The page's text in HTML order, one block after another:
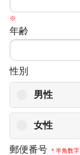
※
年齢
性別
男性
女性
郵便番号 ＊半角数字